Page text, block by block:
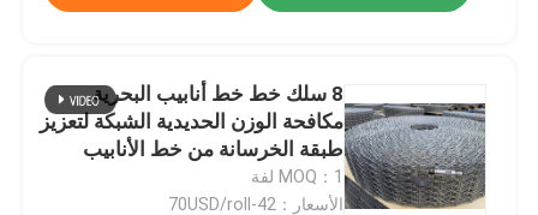
8 سلك خط خط أنابيب البحرية
مكافحة الوزن الحديدية الشبكة لتعزيز
طبقة الخرسانة من خط الأنابيب
MOQ：1 لفة
الأسعار：42-70USD/roll